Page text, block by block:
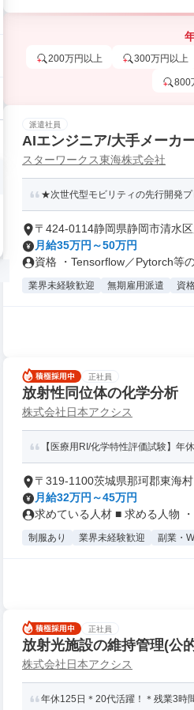
200万円以上 300万円以上
800
派遣社員
AIエンジニア/大手メーカ
スターワークス東海株式会社
★次世代型モビリティの先行開発
〒424-0114静岡県静岡市清水
月給35万円～50万円
資格 ・Tensorflow／Pytorch等
業界未経験歓迎 無期雇用派遣 資
正社員
放射性同位体の化学分析
株式会社日本アクシス
【医療用RI/化学特性評価試験】年
〒319-1100茨城県那珂郡東海村
月給32万円～45万円
求めている人材 ■ 求める人物
制服あり 業界未経験歓迎 副業・
正社員
放射光施設の維持管理(公
株式会社日本アクシス
年休125日＊20代活躍！＊残業3時